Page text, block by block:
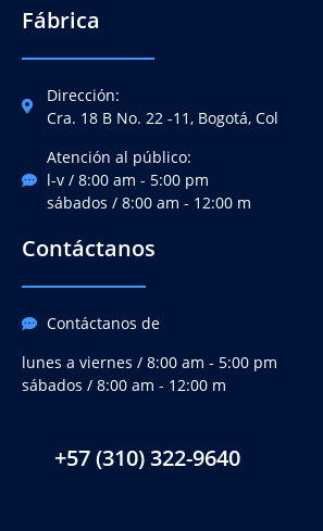
Fábrica
Dirección:
Cra. 18 B No. 22 -11, Bogotá, Col
Atención al público:
l-v / 8:00 am - 5:00 pm
sábados / 8:00 am - 12:00 m
Contáctanos
Contáctanos de
lunes a viernes / 8:00 am - 5:00 pm
sábados / 8:00 am - 12:00 m
+57 (310) 322-9640